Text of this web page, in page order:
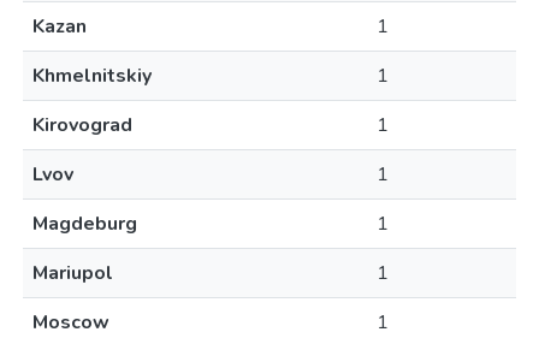
Kazan
1
Khmelnitskiy
1
Kirovograd
1
Lvov
1
Magdeburg
1
Mariupol
1
Moscow
1